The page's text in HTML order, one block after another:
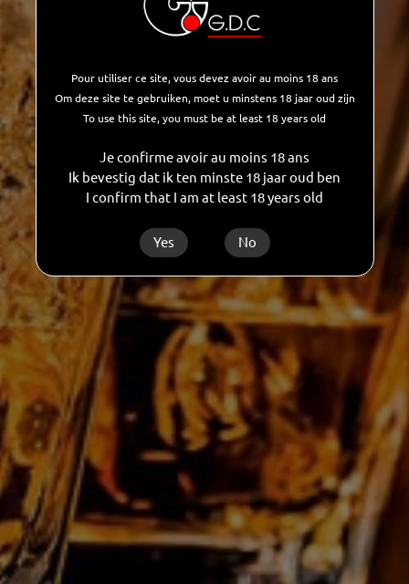
Pour utiliser ce site, vous devez avoir au moins 18 ans
Om deze site te gebruiken, moet u minstens 18 jaar oud zijn
To use this site, you must be at least 18 years old
Je confirme avoir au moins 18 ans
Ik bevestig dat ik ten minste 18 jaar oud ben
I confirm that I am at least 18 years old
Yes No
onze huidige partners en klanten te
verduurzamen.
paar verrassingen...We kijken nu al naar uit!
Les Grandes Distilleries De Charleroi Nv
Rue des Verreries, 44/A
B-6040Jumet
België
T:+32 71 28 11 70
info@gdc.be
Wie zijn wij?